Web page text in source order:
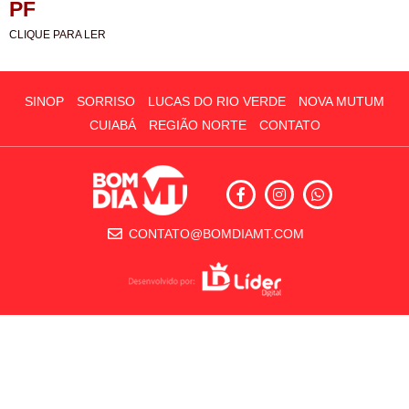
PF
CLIQUE PARA LER
SINOP SORRISO LUCAS DO RIO VERDE
NOVA MUTUM
CUIABÁ
REGIÃO NORTE CONTATO
CONTATO@BOMDIAMT.COM